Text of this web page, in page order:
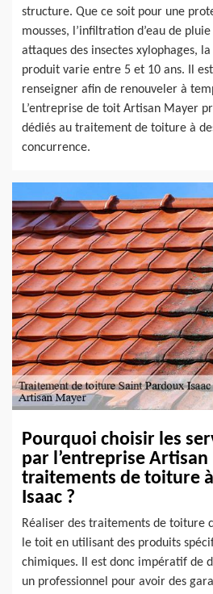
structure. Que ce soit pour une
mousses, l’infiltration d’eau de
attaques des insectes xylophages,
produit varie entre 5 et 10 ans. Il
renseigner afin de renouveler à
L’entreprise de toit Artisan Mayer
dédiés au traitement de toiture à
concurrence.
Pourquoi choisir les
par l’entreprise
traitements de toiture
Isaac ?
Réaliser des traitements de toiture
le toit en utilisant des produits
chimiques. Il est donc impératif de
un professionnel pour avoir des